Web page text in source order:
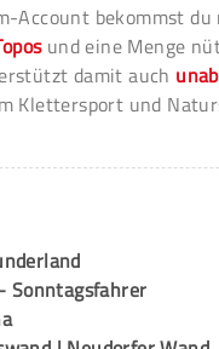
Account bekommst
und eine Menge
damit auch
Klettersport und
Sonntagsfahrer